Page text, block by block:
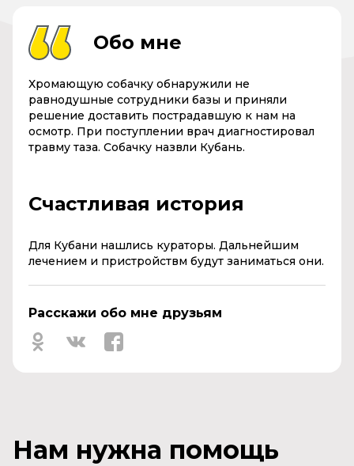
Обо мне
Хромающую собачку обнаружили не
равнодушные сотрудники базы и приняли
решение доставить пострадавшую к нам на
осмотр. При поступлении врач диагностировал
травму таза. Собачку назвли Кубань.
Счастливая история
Для Кубани нашлись кураторы. Дальнейшим
лечением и пристройствм будут заниматься они.
Расскажи обо мне друзьям
Нам нужна помощь